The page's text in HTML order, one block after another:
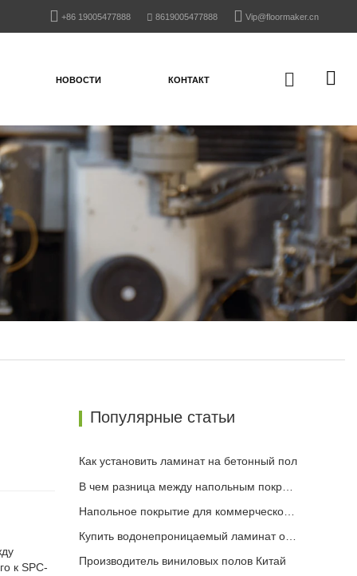
+86 19005477888 8619005477888 Vip@floormaker.cn
НОВОСТИ КОНТАКТ
к SPC-
Популярные статьи
Как установить ламинат на бетонный пол
В чем разница между напольным покрытием SPC и WPC
Напольное покрытие для коммерческой кухни
Купить водонепроницаемый ламинат онлайн
Производитель виниловых полов Китай